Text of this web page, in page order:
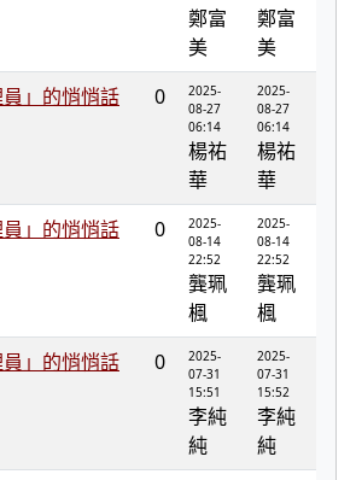
鄭富
美
鄭富
美
」的悄悄話
0
2025-
08-27
06:14
楊祐
華
2025-
08-27
06:14
楊祐
華
」的悄悄話
0
2025-
08-14
22:52
龔珮
楓
2025-
08-14
22:52
龔珮
楓
」的悄悄話
0
2025-
07-31
15:51
李純
純
2025-
07-31
15:52
李純
純